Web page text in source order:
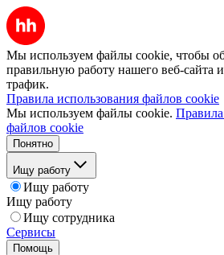
Мы используем файлы cookie, чтобы
правильную работу нашего веб-сайта
трафик.
Правила использования файлов cookie
Мы используем файлы cookie.
файлов cookie
Понятно
Ищу работу
Ищу работу
Ищу работу
Ищу сотрудника
Сервисы
Помощь